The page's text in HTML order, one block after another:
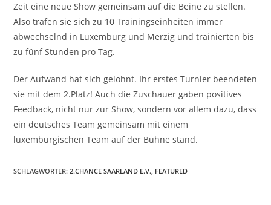
Zeit eine neue Show gemeinsam auf die Beine zu stellen.
Also trafen sie sich zu 10 Trainingseinheiten immer
abwechselnd in Luxemburg und Merzig und trainierten bis
zu fünf Stunden pro Tag.
Der Aufwand hat sich gelohnt. Ihr erstes Turnier beendeten
sie mit dem 2.Platz! Auch die Zuschauer gaben positives
Feedback, nicht nur zur Show, sondern vor allem dazu, dass
ein deutsches Team gemeinsam mit einem
luxemburgischen Team auf der Bühne stand.
SCHLAGWÖRTER:2.CHANCE SAARLAND E.V., FEATURED